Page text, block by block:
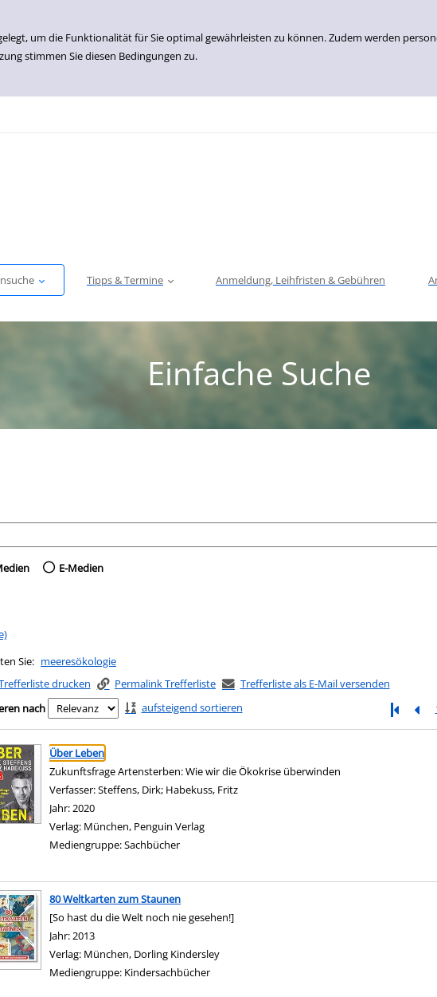
um die Funktionalität für Sie optimal gewährleisten zu können. Zudem werden
stimmen Sie diesen Bedingungen zu.
Tipps & Termine Anmeldung, Leihfristen & Gebühren
Einfache Suche
nach der Sie suchen wollen.
E-Medien
Filter anzeigen
anzeigen
Sie: meeresökologie
drucken
Permalink Trefferliste
Trefferliste als E-Mail versenden
nach
aufsteigend sortieren
Suchfiltern springen
Über Leben
Zukunftsfrage Artensterben: Wie wir die Ökokrise überwinden
Verfasser:Steffens, Dirk; Habekuss, Fritz
Jahr:2020
Verlag: München, Penguin Verlag
Mediengruppe:Sachbücher
80 Weltkarten zum Staunen
[So hast du die Welt noch nie gesehen!]
Suche nach diesem Verfasser
Jahr:2013
Verlag: München, Dorling Kindersley
Mediengruppe: Kindersachbücher